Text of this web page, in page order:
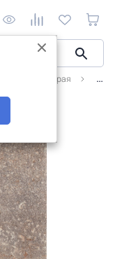
Виано серая